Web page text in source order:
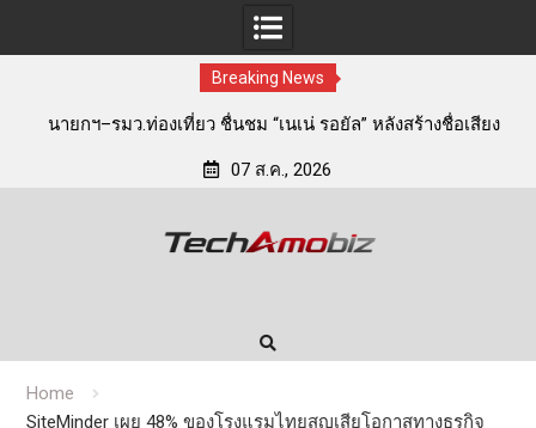
Breaking News
นายกฯ–รมว.ท่องเที่ยว ชื่นชม “เนเน่ รอยัล” หลังสร้างชื่อเสียง
รอบต่อไป
07 ส.ค., 2026
Home
SiteMinder เผย 48% ของโรงแรมไทยสูญเสียโอกาสทางธุรกิจ